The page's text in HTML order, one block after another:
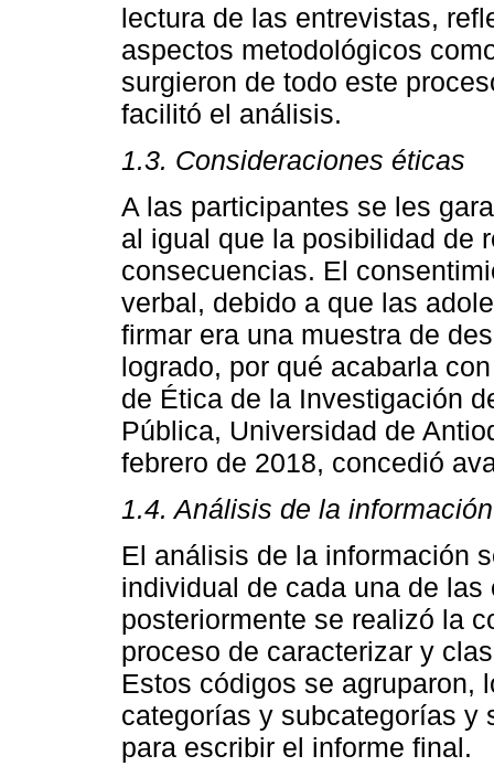
lectura de las entrevistas,
aspectos metodológicos
surgieron de todo este
facilitó el análisis.
1.3. Consideraciones éticas
A las participantes se les
al igual que la posibilidad de
consecuencias. El
verbal, debido a que las
firmar era una muestra de
logrado, por qué acabarla
de Ética de la Investigación
Pública, Universidad de
febrero de 2018, concedió
1.4. Análisis de la información
El análisis de la información
individual de cada una de
posteriormente se realizó la
proceso de caracterizar y
Estos códigos se agruparon,
categorías y subcategorías y
para escribir el informe final.